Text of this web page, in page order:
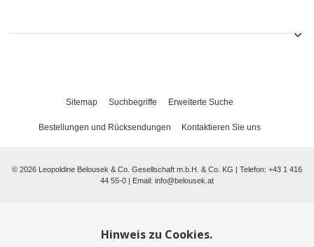
Sitemap Suchbegriffe Erweiterte Suche
Bestellungen und Rücksendungen Kontaktieren Sie uns
© 2026 Leopoldine Belousek & Co. Gesellschaft m.b.H. & Co. KG | Telefon: +43 1 416
44 55-0 | Email: info@belousek.at
Hinweis zu Cookies.